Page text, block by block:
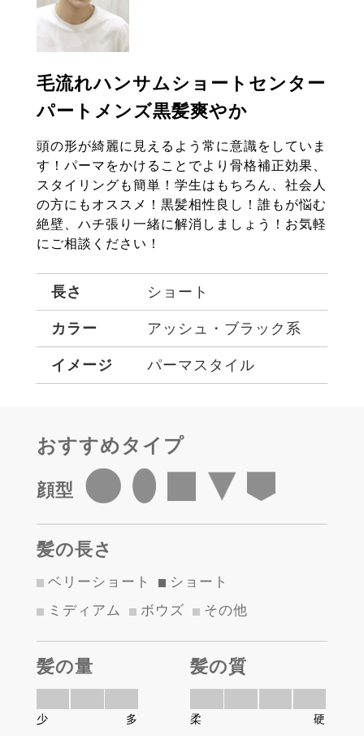
毛流れハンサムショートセンター
パートメンズ黒髪爽やか
頭の形が綺麗に見えるよう常に意識をしていま
す！パーマをかけることでより骨格補正効果、
スタイリングも簡単！学生はもちろん、社会人
の方にもオススメ！黒髪相性良し！誰もが悩む
絶壁、ハチ張り一緒に解消しましょう！お気軽
にご相談ください！
長さ ショート
カラー アッシュ・ブラック系
イメージ パーマスタイル
おすすめタイプ
顔型
髪の長さ
ベリーショート
ショート
ミディアム
ボウズ その他
髪の量
少 多
髪の質
柔 硬